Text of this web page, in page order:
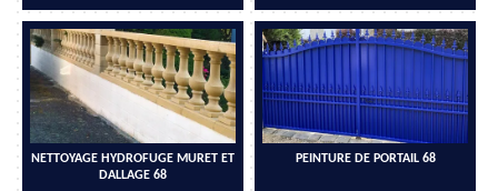
NETTOYAGE HYDROFUGE MURET ET
DALLAGE 68
PEINTURE DE PORTAIL 68